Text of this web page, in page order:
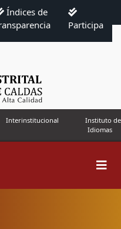
Índices de
Participa
Interinstitucional
Instituto de
Idiomas